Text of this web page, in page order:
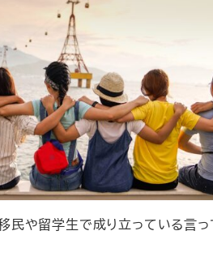
や留学生で成り立っている言